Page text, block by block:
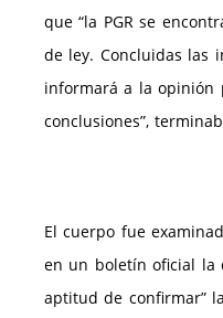
que “la PGR se
de ley. Concluidas las
informará a la opinión
conclusiones”,
El cuerpo fue
en un boletín oficial la
aptitud de confirmar”